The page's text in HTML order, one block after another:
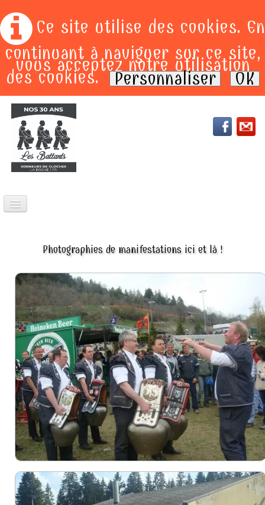
Ce site utilise des cookies. En
continuant à naviguer sur ce site,
vous acceptez notre utilisation
des cookies. Personnaliser OK
PRESTATIONS
LES MEMBRES
VIDEOS
CHOEURS BATTANTS
POSTERS
ALBUMS▼
FORMULAIRE DE CONTACT
PRESSE
Photographies de manifestations ici et là !